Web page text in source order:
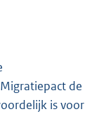
de
is voor